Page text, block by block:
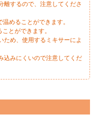
離するので、注意してくださ
めることができます。
とができます。
ため、使用するミキサーによ
込みにくいので注意してくだ